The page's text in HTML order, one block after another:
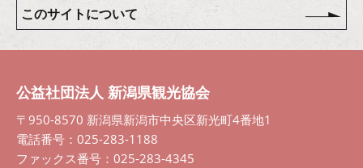
このサイトについて
公益社団法人 新潟県観光協会
〒950-8570 新潟県新潟市中央区新光町4番地1
電話番号：025-283-1188
ファックス番号：025-283-4345